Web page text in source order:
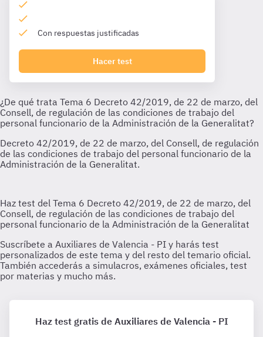
Con respuestas justificadas
Hacer test
Haz test gratis de Auxiliares de Valencia - PI